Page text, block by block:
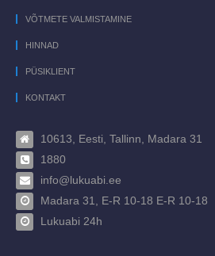
VÕTMETE VALMISTAMINE
HINNAD
PÜSIKLIENT
KONTAKT
10613, Eesti, Tallinn, Madara 31
1880
info@lukuabi.ee
Madara 31, E-R 10-18 E-R 10-18
Lukuabi 24h